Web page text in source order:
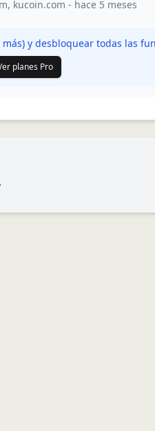
, kucoin.com - hace 5 meses
más) y desbloquear todas las
planes Pro